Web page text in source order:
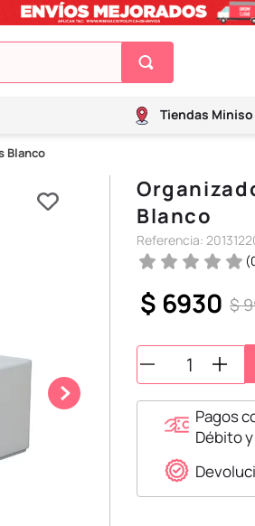
Tiendas Miniso
Blanco
Blanco
Referencia:
(
$
$ 6930
Pagos
Débito